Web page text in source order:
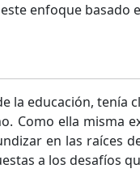
enfoque basado
la educación,
Como ella misma
en las
a los desafíos